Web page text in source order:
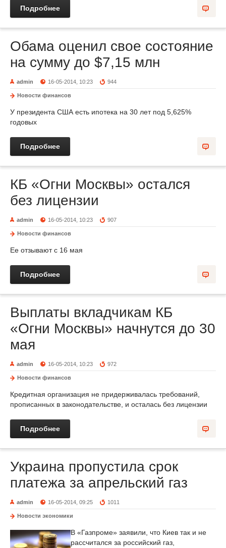
Подробнее
Обама оценил свое состояние
на сумму до $7,15 млн
admin 16-05-2014, 10:23 944
Новости финансов
У президента США есть ипотека на 30 лет под 5,625%
годовых
Подробнее
КБ «Огни Москвы» остался
без лицензии
admin 16-05-2014, 10:23 907
Новости финансов
Ее отзывают с 16 мая
Подробнее
Выплаты вкладчикам КБ
«Огни Москвы» начнутся до 30
мая
admin 16-05-2014, 10:23 972
Новости финансов
Кредитная организация не придерживалась требований,
прописанных в законодательстве, и осталась без лицензии
Подробнее
Украина пропустила срок
платежа за апрельский газ
admin 16-05-2014, 09:25 1011
Новости экономики
В «Газпроме» заявили, что Киев так и не
рассчитался за российский газ,